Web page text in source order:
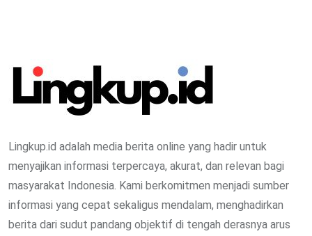
Lingkup.id adalah media berita online yang hadir untuk
menyajikan informasi terpercaya, akurat, dan relevan bagi
masyarakat Indonesia. Kami berkomitmen menjadi sumber
informasi yang cepat sekaligus mendalam, menghadirkan
berita dari sudut pandang objektif di tengah derasnya arus